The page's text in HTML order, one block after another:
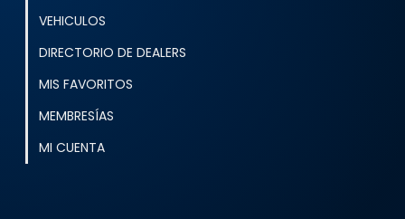
VEHICULOS
DIRECTORIO DE DEALERS
MIS FAVORITOS
MEMBRESÍAS
MI CUENTA